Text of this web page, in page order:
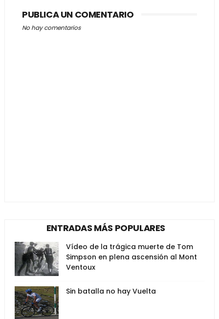
PUBLICA UN COMENTARIO
No hay comentarios
ENTRADAS MÁS POPULARES
Vídeo de la trágica muerte de Tom
Simpson en plena ascensión al Mont
Ventoux
Sin batalla no hay Vuelta